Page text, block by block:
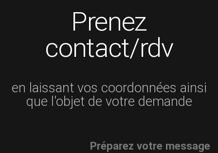
Prenez
contact/rdv
en laissant vos coordonnées ainsi
que l'objet de votre demande
Préparez votre message